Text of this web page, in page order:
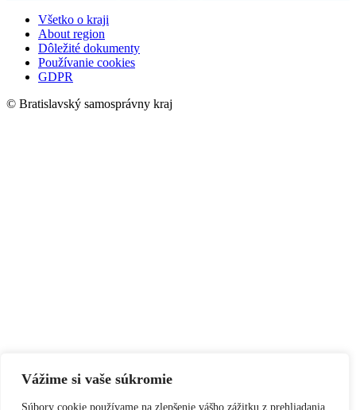
Vážime si vaše súkromie
Súbory cookie používame na zlepšenie vášho zážitku z prehliadania,
Všetko o kraji
About region
Dôležité dokumenty
Používanie cookies
GDPR
© Bratislavský samosprávny kraj